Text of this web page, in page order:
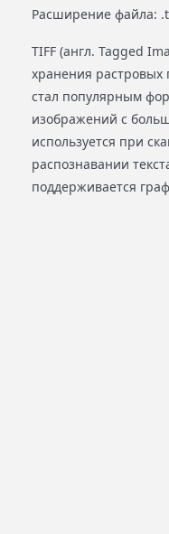
Расширение файла:
TIFF (англ. Tagged
хранения растровых
стал популярным
изображений с
используется при
распознавании
поддерживается